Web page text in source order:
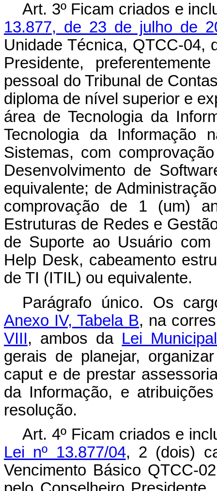
Art. 3º Ficam criados e
13.877, de 23 de julho de
Unidade Técnica, QTCC-04,
Presidente,
pessoal do Tribunal de
diploma de nível superior e
área de Tecnologia da
Tecnologia da Informação
Sistemas, com
Desenvolvimento de
equivalente; de
comprovação de 1 (um)
Estruturas de Redes e
de Suporte ao Usuário
Help Desk, cabeamento
de TI (ITIL) ou equivalente.
Parágrafo único. Os
Anexo IV, Tabela B, na
VIII, ambos da Lei
gerais de planejar,
caput e de prestar
da Informação, e
resolução.
Art. 4º Ficam criados e
Lei nº 13.877/04, 2 (dois)
Vencimento Básico QTCC-